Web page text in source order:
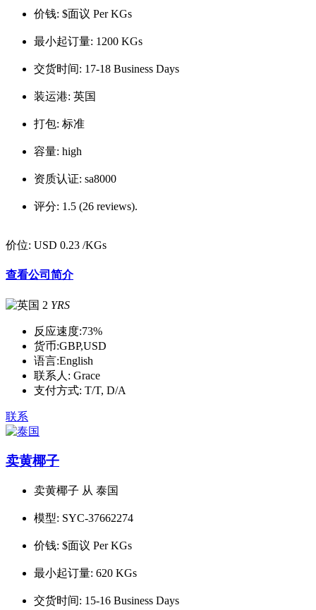
价钱: $面议 Per KGs
最小起订量: 1200 KGs
交货时间: 17-18 Business Days
装运港: 英国
打包: 标准
容量: high
资质认证: sa8000
评分: 1.5 (26 reviews).
价位: USD 0.23 /KGs
查看公司简介
2 YRS
反应速度:73%
货币:GBP,USD
语言:English
联系人: Grace
支付方式: T/T, D/A
联系
卖黄椰子
卖黄椰子 从 泰国
模型: SYC-37662274
价钱: $面议 Per KGs
最小起订量: 620 KGs
交货时间: 15-16 Business Days